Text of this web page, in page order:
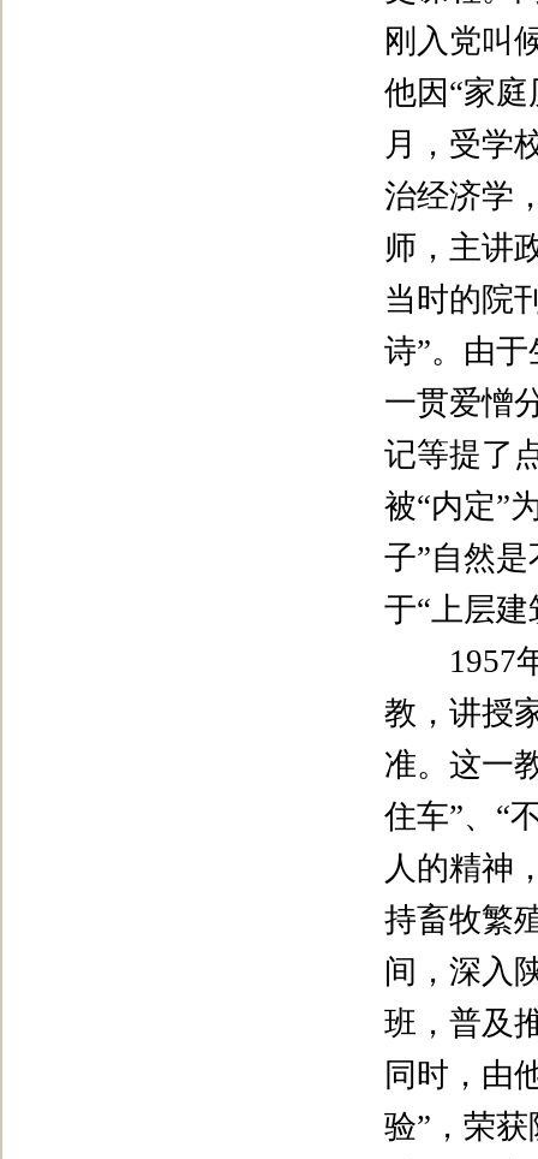
刚入党叫
他因 “家庭
月，受学
治经济学
师，主讲
当时的院
诗”。由
一贯爱憎
记等提了
被“内定”
子”自然
于“上层建
1957
教，讲授
准。这一
住车”、 “
人的精神
持畜牧繁
间，深入
班，普及
同时，由
验” ，荣